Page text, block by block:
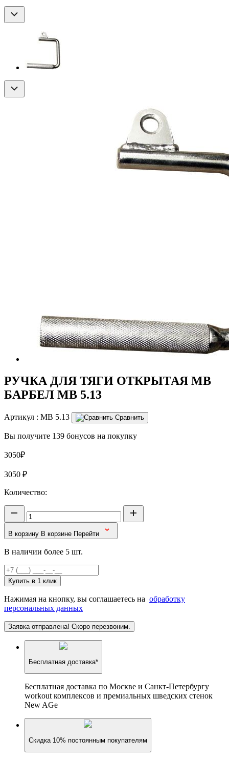
РУЧКА ДЛЯ ТЯГИ ОТКРЫТАЯ МВ
БАРБЕЛ MB 5.13
Артикул : MB 5.13 Сравнить
Вы получите 139 бонусов на покупку
3050₽
3050 ₽
Количество:
В корзину В корзине Перейти
В наличии более 5 шт.
Купить в 1 клик
Нажимая на кнопку, вы соглашаетесь на обработку
персональных данных
Заявка отправлена! Скоро перезвоним.
Бесплатная доставка*
Бесплатная доставка по Москве и Санкт-Петербургу
workout комплексов и премиальных шведских стенок
New AGe
Скидка 10% постоянным покупателям